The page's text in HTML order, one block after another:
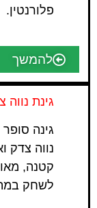
פלורנטין.
להמשך
גינת נווה
גינה
נווה צדק
קטנה,
לשחק